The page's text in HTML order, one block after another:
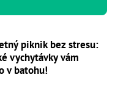
piknik bez stresu:
vychytávky vám
v batohu!